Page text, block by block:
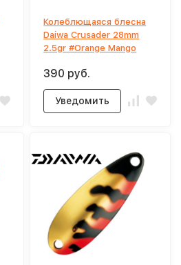
Колеблющаяся блесна
Daiwa Crusader 28mm
2.5gr #Orange Mango
390 руб.
Уведомить